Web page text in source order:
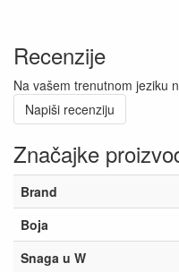
Recenzije
Na vašem trenutnom jeziku
Napiši recenziju
Značajke
Brand
Boja
Snaga u W